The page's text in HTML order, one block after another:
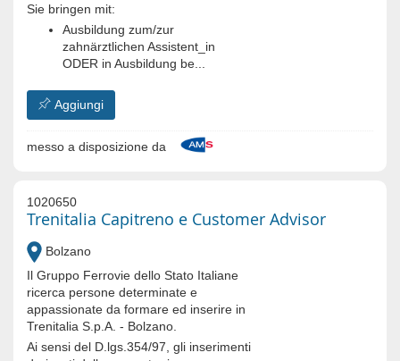
Sie bringen mit:
Ausbildung zum/zur
zahnärztlichen Assistent_in
ODER in Ausbildung be...
Aggiungi
messo a disposizione da
1020650
Trenitalia Capitreno e Customer Advisor
Bolzano
Il Gruppo Ferrovie dello Stato Italiane
ricerca persone determinate e
appassionate da formare ed inserire in
Trenitalia S.p.A. - Bolzano.
Ai sensi del D.lgs.354/97, gli inserimenti